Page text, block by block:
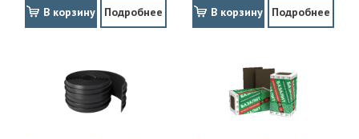
В корзину Подробнее В корзину Подробнее